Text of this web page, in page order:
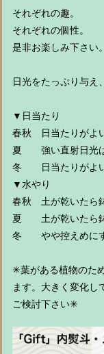
それぞれの趣。
それぞれの個性。
是非お楽しみ下さい。
日光をたっぷり与え
▼日当たり
春秋 日当たりがよ
夏 強い直射日光
冬 日当たりがよ
▼水やり
春秋 土が乾いたら
夏 土が乾いたら鉢
冬 やや控えめに
✳︎葉がある植物のた
ます。大きく変化し
ご検討下さい✳︎